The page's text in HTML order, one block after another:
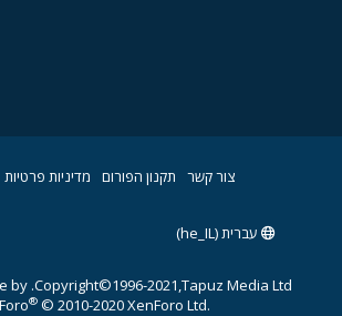
צור קשר תקנון הפורום מדיניות פרטיות
עברית (he_IL)
Copyright©1996-2021,Tapuz Media Ltd.
by
® © 2010-2020 XenForo Ltd.